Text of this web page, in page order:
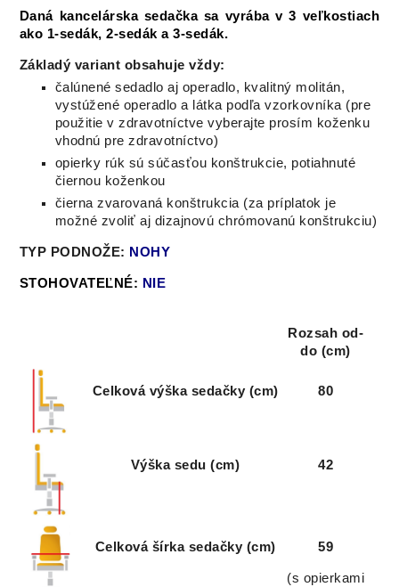
Daná kancelárska sedačka sa vyrába v 3 veľkostiach
ako 1-sedák, 2-sedák a 3-sedák.
Základý variant obsahuje vždy:
čalúnené sedadlo aj operadlo, kvalitný molitán,
vystúžené operadlo a látka podľa vzorkovníka (pre
použitie v zdravotníctve vyberajte prosím koženku
vhodnú pre zdravotníctvo)
opierky rúk sú súčasťou konštrukcie, potiahnuté
čiernou koženkou
čierna zvarovaná konštrukcia (za príplatok je
možné zvoliť aj dizajnovú chrómovanú konštrukciu)
TYP PODNOŽE: NOHY
STOHOVATEĽNÉ: NIE
Rozsah od-
do (cm)
Celková výška sedačky (cm) 80
Výška sedu (cm) 42
Celková šírka sedačky (cm) 59
(s opierkami